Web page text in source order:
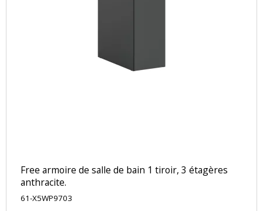
Free armoire de salle de bain 1 tiroir, 3 étagères
anthracite.
61-X5WP9703